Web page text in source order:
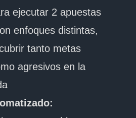
ejecutar 2 apuestas
enfoques distintas,
tanto metas
agresivos en la